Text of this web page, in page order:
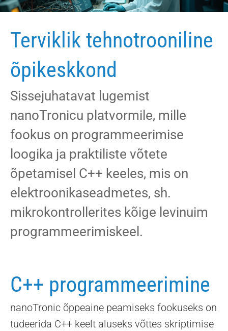
Terviklik tehnotrooniline õpikeskkond
Terviklik tehnotrooniline
õpikeskkond
Sissejuhatavat lugemist
nanoTronicu platvormile, mille
fookus on programmeerimise
loogika ja praktiliste võtete
õpetamisel C++ keeles, mis on
elektroonikaseadmetes, sh.
mikrokontrollerites kõige levinuim
programmeerimiskeel.
C++ programmeerimine
nanoTronic õppeaine peamiseks fookuseks on
tudeerida C++ keelt aluseks võttes skriptimise